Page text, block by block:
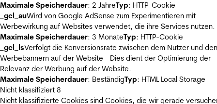
Maximale Speicherdauer: 2 JahreTyp: HTTP-Cookie
_gcl_auWird von Google AdSense zum Experimentieren mit
Werbewirkung auf Websites verwendet, die ihre Services nutzen.
Maximale Speicherdauer: 3 MonateTyp: HTTP-Cookie
_gcl_lsVerfolgt die Konversionsrate zwischen dem Nutzer und den
Werbebannern auf der Website - Dies dient der Optimierung der
Relevanz der Werbung auf der Website.
Maximale Speicherdauer: BeständigTyp: HTML Local Storage
Nicht klassifiziert 8
Nicht klassifizierte Cookies sind Cookies, die wir gerade